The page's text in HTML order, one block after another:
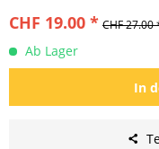
CHF 19.00 * CHF 27.00
Ab Lager
In